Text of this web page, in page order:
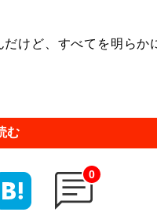
けど、すべてを明らか
む
0